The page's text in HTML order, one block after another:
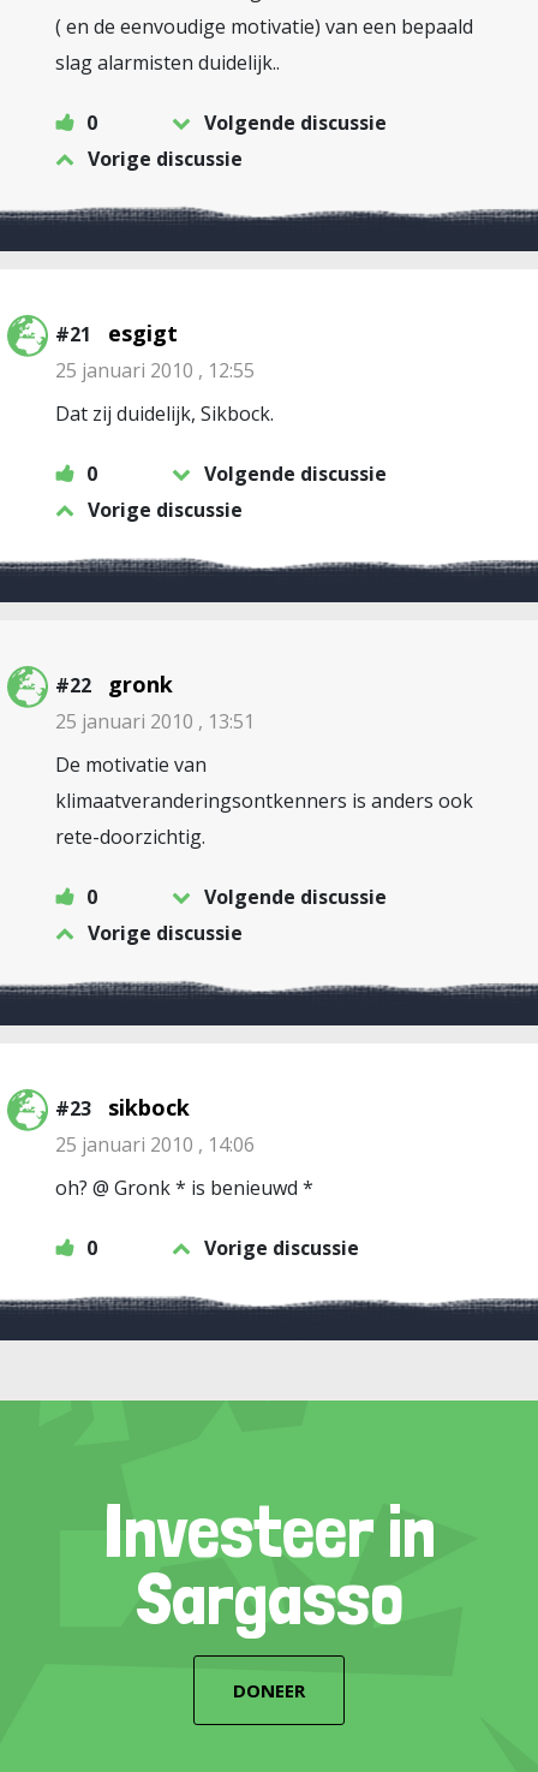
( en de eenvoudige motivatie) van een bepaald
slag alarmisten duidelijk..
0
Volgende discussie
Vorige discussie
#21 esgigt
25 januari 2010 , 12:55
Dat zij duidelijk, Sikbock.
0
Volgende discussie
Vorige discussie
#22 gronk
25 januari 2010 , 13:51
De motivatie van
klimaatveranderingsontkenners is anders ook
rete-doorzichtig.
0
Volgende discussie
Vorige discussie
#23 sikbock
25 januari 2010 , 14:06
oh? @ Gronk * is benieuwd *
0 Vorige discussie
Investeer in
Sargasso
DONEER